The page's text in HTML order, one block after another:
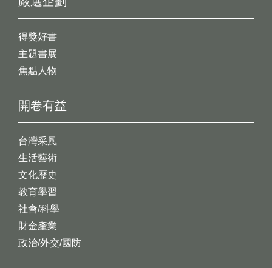
開卷有益
台灣采風
生活藝術
文化歷史
教育學習
社會/科學
財金產業
政治/外交/國防
得獎好書
主題書展
焦點人物